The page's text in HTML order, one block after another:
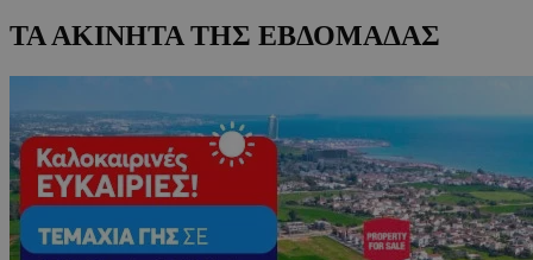
ΤΑ ΑΚΙΝΗΤΑ ΤΗΣ ΕΒΔΟΜΑΔΑΣ